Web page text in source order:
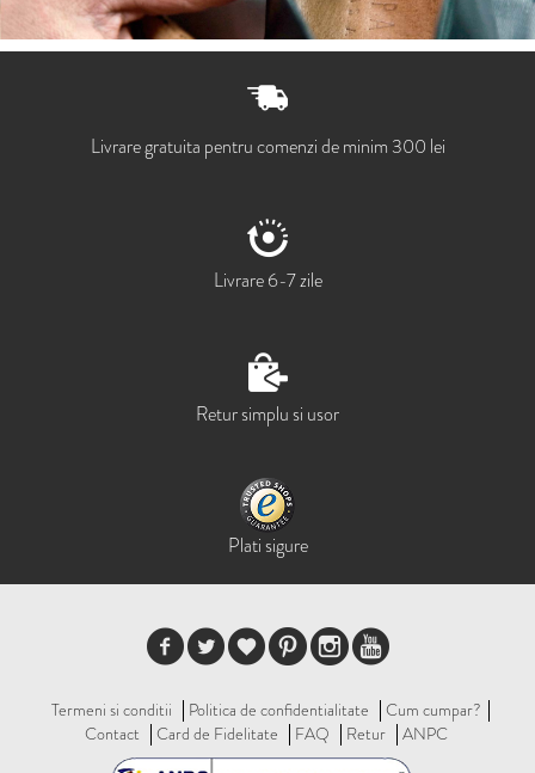
Livrare gratuita pentru comenzi de minim 300 lei
Livrare 6-7 zile
Retur simplu si usor
Plati sigure
Termeni si conditii Politica de confidentialitate
Cum cumpar?
Contact
Card de Fidelitate FAQ Retur ANPC